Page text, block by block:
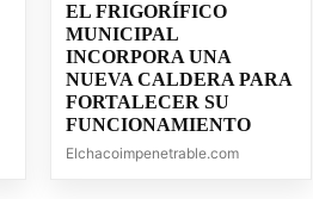
EL FRIGORÍFICO
MUNICIPAL
INCORPORA UNA
NUEVA CALDERA PARA
FORTALECER SU
FUNCIONAMIENTO
Elchacoimpenetrable.com